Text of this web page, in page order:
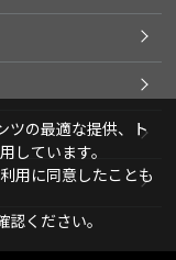
ツの最適な提供、ト
しています。
用に同意したことも
認ください。